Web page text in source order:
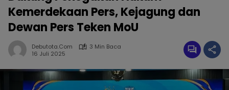
Kemerdekaan Pers, Kejagung dan
Dewan Pers Teken MoU
Debutota.com
3 Min Baca
16 Juli 2025